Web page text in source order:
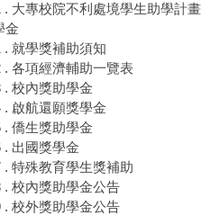
. 大專校院不利處境學生助學計畫
金
. 就學獎補助須知
. 各項經濟輔助一覽表
. 校內獎助學金
. 啟航還願獎學金
. 僑生獎助學金
. 出國獎學金
. 特殊教育學生獎補助
. 校內獎助學金公告
. 校外獎助學金公告